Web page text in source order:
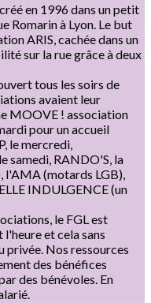
en 1996 dans un petit
Romarin à Lyon. Le but
ARIS, cachée dans un
sur la rue grâce à deux
tous les soirs de
avaient leur
MOOVE ! association
pour un accueil
le mercredi,
samedi, RANDO'S, la
l'AMA (motards LGB),
INDULGENCE (un
le FGL est
et cela sans
privée. Nos ressources
des bénéfices
des bénévoles. En